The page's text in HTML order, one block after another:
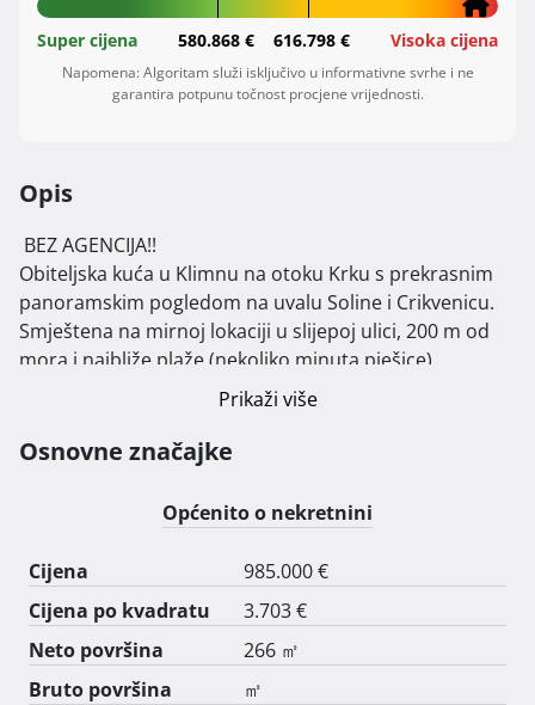
Super cijena 580.868 € 616.798 € Visoka cijena
Napomena: Algoritam služi isključivo u informativne svrhe i ne
garantira potpunu točnost procjene vrijednosti.
Opis
Obiteljska kuća u Klimnu na otoku Krku s prekrasnim
panoramskim pogledom na uvalu Soline i Crikvenicu.
Smještena na mirnoj lokaciji u slijepoj ulici, 200 m od
mora i najbliže plaže (nekoliko minuta pješice).
prizemlju. Ukupna neto površina iznosi 266m2, a
izgrađena je na terenu od 676m2.
Veća stambena jedinica površine 159m2 na prvoj etaži
ima prostrani dnevni boravak, otvorenu blagovaona i
kuhinju s terasom (pogled na uvalu), ostavu, WC i ured
s vanjskim ulazom. U vanjskom dijelu nalazi se mala
terasa između maslina te dva parkirna mjesta.
Otvorenim stubištem koje je popločeno kanfanar
Prikaži više
Osnovne značajke
Općenito o nekretnini
Cijena
985.000 €
Cijena po kvadratu
3.703 €
Neto površina
266 ㎡
Bruto površina
㎡